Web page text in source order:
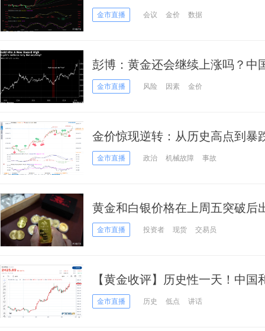
点后回落
金市直播 会议 金价 数据
彭博：黄金还会继续上涨吗？中
了“央行的范围”？
金市直播 风险 因素 金价
金价惊现逆转：从历史高点到暴
应对？
金市直播 政治 机械故障 事故
黄金和白银价格在上周五突破后
金市直播 投资者 现货 交易员
【黄金收评】历史性一天！中
银铜齐创纪录新高
金市直播 历史 低点 讲话